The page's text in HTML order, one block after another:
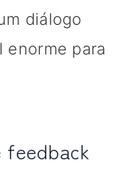
diálogo
enorme para
feedback